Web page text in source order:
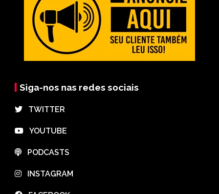
Siga-nos nas redes sociais
⠀TWITTER
⠀YOUTUBE
⠀PODCASTS
⠀INSTAGRAM